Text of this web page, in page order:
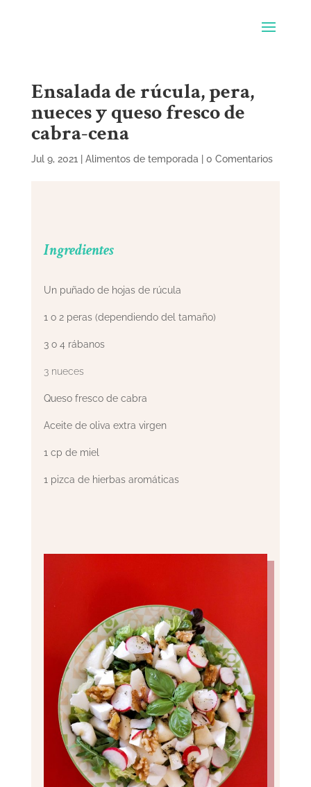
Ensalada de rúcula, pera,
nueces y queso fresco de
cabra-cena
Jul 9, 2021 Alimentos de temporada 0 Comentarios
Ingredientes
Un puñado de hojas de rúcula
1 o 2 peras (dependiendo del tamaño)
3 o 4 rábanos
3 nueces
Queso fresco de cabra
Aceite de oliva extra virgen
1 cp de miel
1 pizca de hierbas aromáticas